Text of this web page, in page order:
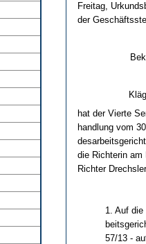
Frei­tag,
der
hat der Vier­te
hand­lung vom
die Rich­te­rin am
Rich­ter
1. Auf
57/13 -